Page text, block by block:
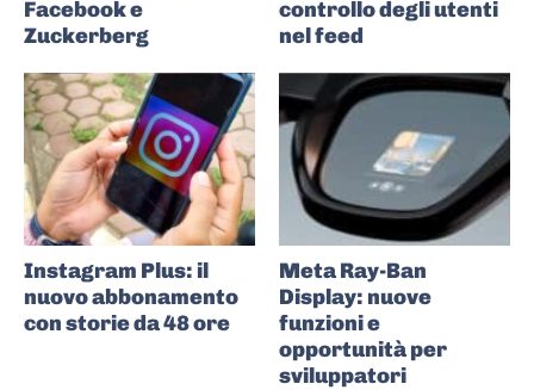
Facebook e
Zuckerberg
controllo degli utenti
nel feed
Instagram Plus: il
nuovo abbonamento
con storie da 48 ore
Meta Ray-Ban
Display: nuove
funzioni e
opportunità per
sviluppatori